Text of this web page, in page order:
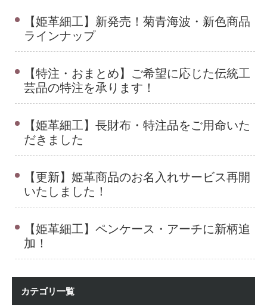
【姫革細工】新発売！菊青海波・新色商品
ラインナップ
【特注・おまとめ】ご希望に応じた伝統工
芸品の特注を承ります！
【姫革細工】長財布・特注品をご用命いた
だきました
【更新】姫革商品のお名入れサービス再開
いたしました！
【姫革細工】ペンケース・アーチに新柄追
加！
カテゴリ一覧